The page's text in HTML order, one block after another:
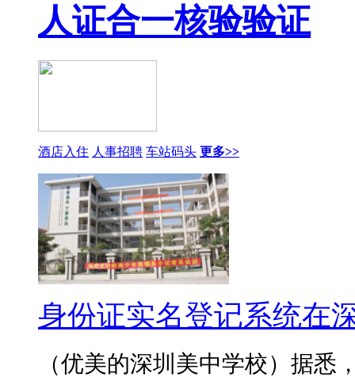
人证合一核验验证
酒店入住 人事招聘 车站码头 更多>>
身份证实名登记系统在
（优美的深圳美中学校）据悉